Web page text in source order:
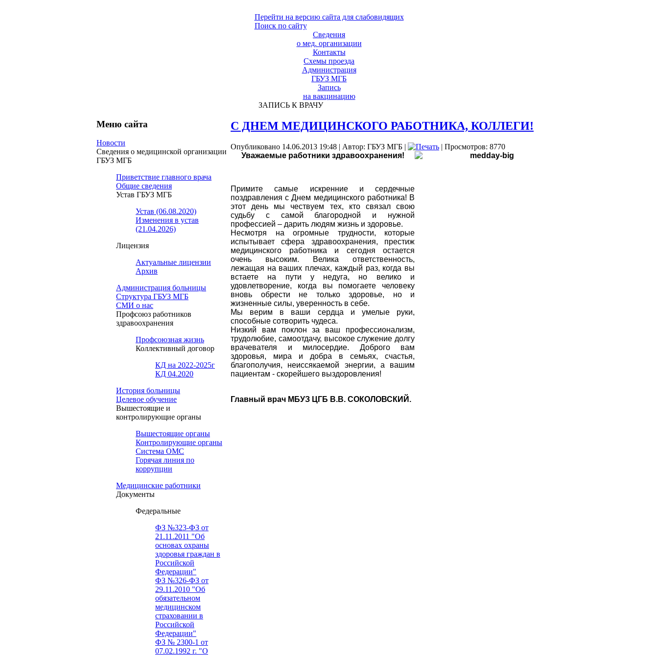
Перейти на версию сайта для слабовидящих
Поиск по сайту
Сведения
о мед. организации
Контакты
Схемы проезда
Администрация
ГБУЗ МГБ
Запись
на вакцинацию
ЗАПИСЬ К ВРАЧУ
Меню сайта
Новости
Сведения о медицинской организации
ГБУЗ МГБ
Приветствие главного врача
Общие сведения
Устав ГБУЗ МГБ
Устав (06.08.2020)
Изменения в устав
(21.04.2026)
Лицензия
Актуальные лицензии
Архив
Администрация больницы
Структура ГБУЗ МГБ
СМИ о нас
Профсоюз работников
здравоохранения
Профсоюзная жизнь
Коллективный договор
КД на 2022-2025г
КД 04.2020
История больницы
Целевое обучение
Вышестоящие и
контролирующие органы
Вышестоящие органы
Контролирующие органы
Система ОМС
Горячая линия по
коррупции
Медицинские работники
Документы
Федеральные
ФЗ №323-ФЗ от
21.11.2011 "Об
основах охраны
здоровья граждан в
Российской
Федерации"
ФЗ №326-ФЗ от
29.11.2010 "Об
обязательном
медицинском
страховании в
Российской
Федерации"
ФЗ № 2300-1 от
07.02.1992 г. "О
С ДНЕМ МЕДИЦИНСКОГО РАБОТНИКА, КОЛЛЕГИ!
Опубликовано 14.06.2013 19:48 | Автор: ГБУЗ МГБ |
| Просмотров: 8770
Уважаемые работники здравоохранения!
Примите самые искренние и сердечные
поздравления с Днем медицинского работника! В
этот день мы чествуем тех, кто связал свою
судьбу с самой благородной и нужной
профессией – дарить людям жизнь и здоровье.
Несмотря на огромные трудности, которые
испытывает сфера здравоохранения, престиж
медицинского работника и сегодня остается
очень высоким. Велика ответственность,
лежащая на ваших плечах, каждый раз, когда вы
встаете на пути у недуга, но велико и
удовлетворение, когда вы помогаете человеку
вновь обрести не только здоровье, но и
жизненные силы, уверенность в себе.
Мы верим в ваши сердца и умелые руки,
способные сотворить чудеса.
Низкий вам поклон за ваш профессионализм,
трудолюбие, самоотдачу, высокое служение долгу
врачевателя и милосердие. Доброго вам
здоровья, мира и добра в семьях, счастья,
благополучия, неиссякаемой энергии, а вашим
пациентам - скорейшего выздоровления!
Главный врач МБУЗ ЦГБ В.В. СОКОЛОВСКИЙ.